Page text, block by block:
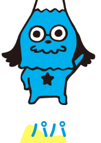
パパ